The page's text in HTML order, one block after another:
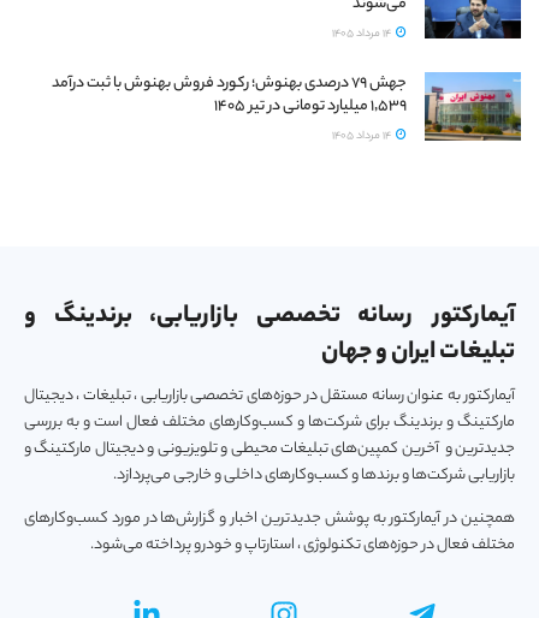
جهش ۷۹ درصدی بهنوش؛ رکورد فروش بهنوش با ثبت درآمد
۱٬۵۳۹ میلیارد تومانی در تیر ۱۴۰۵
آیمارکتور رسانه تخصصی بازاریابی، برندینگ و
تبلیغات ایران و جهان
آیمارکتور به عنوان رسانه مستقل در حوزه‌های تخصصی بازاریابی ، تبلیغات ، دیجیتال
مارکتینگ و برندینگ برای شرکت‌ها و کسب‌و‌کارهای مختلف فعال است و به بررسی
جدیدترین و آخرین کمپین‌های تبلیغات محیطی و تلویزیونی و دیجیتال مارکتینگ و
بازاریابی شرکت‌ها و برندها و کسب‌و‌کارهای داخلی و خارجی می‌پردازد.
همچنین در آیمارکتور به پوشش جدیدترین اخبار و گزارش‌ها در مورد کسب‌و‎کارهای
مختلف فعال در حوزه‌های تکنولوژی ، استارتاپ و خودرو پرداخته می‌شود.